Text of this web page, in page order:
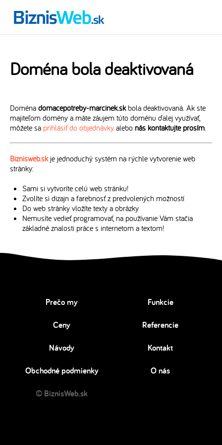
Doména bola deaktivovaná
Doména domacepotreby-marcinek.skbola deaktivovaná. Ak ste
majiteľom domény a máte záujem túto doménu ďalej využívať,
môžete sa prihlásiť do objednávky alebo nás kontaktujte prosím.
Biznisweb.skje jednoduchý systém na rýchle vytvorenie web
stránky:
Sami si vytvoríte celú web stránku!
Zvolíte si dizajn a farebnosť z predvolených možností
Do web stránky vložíte texty a obrázky
Nemusíte vedieť programovať, na používanie Vám stačia
základné znalosti práce s internetom a textom!
Prečo my Funkcie
Ceny Referencie
Návody Kontakt
Obchodné podmienky O nás
© BiznisWeb.sk